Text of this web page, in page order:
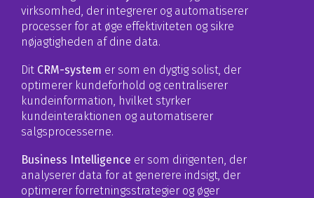
virksomhed, der integrerer og automatiserer
processer for at øge effektiviteten og sikre
nøjagtigheden af dine data.
Dit CRM-system er som en dygtig solist, der
optimerer kundeforhold og centraliserer
kundeinformation, hvilket styrker
kundeinteraktionen og automatiserer
salgsprocesserne.
Business Intelligence er som dirigenten, der
analyserer data for at generere indsigt, der
optimerer forretningsstrategier og øger